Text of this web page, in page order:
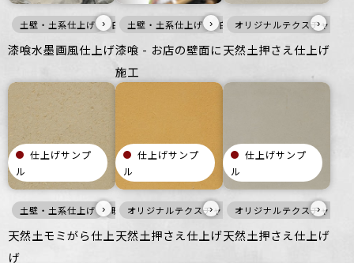
土壁・土系仕上げ 白 灰 壁 マット その他 オフィス
›
漆喰水墨画風仕上げ
土壁・土系仕上げ 白 壁 マット 商業空間
›
漆喰 - お店の壁面に
施工
オリジナルテクスチャ・特
›
天然土押さえ仕上げ
仕上げサンプ
ル
土壁・土系仕上げ 暖色 壁 ざらざら 商業空間 宿泊施設
›
天然土モミがら仕上
げ
仕上げサンプ
ル
オリジナルテクスチャ・特殊左官 土壁・土系仕上
›
天然土押さえ仕上げ
仕上げサンプ
ル
オリジナルテクスチャ・特
›
天然土押さえ仕上げ